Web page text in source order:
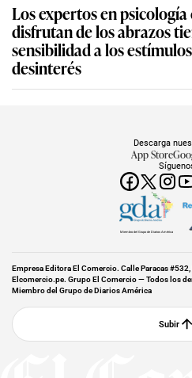
Los expertos en
disfrutan de los abrazos
sensibilidad a los
desinterés
Descarga
App Store
Miembro del Grupo de Diarios América
Empresa Editora El Comercio. Calle Paracas
Elcomercio.pe. Grupo El Comercio — Todos los
Miembro del Grupo de Diarios América
Subir